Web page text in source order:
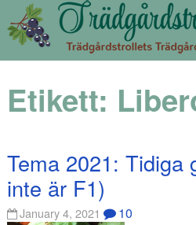
Etikett:
Tema 2021: Tidiga
inte är F1)
January 4, 2021 10